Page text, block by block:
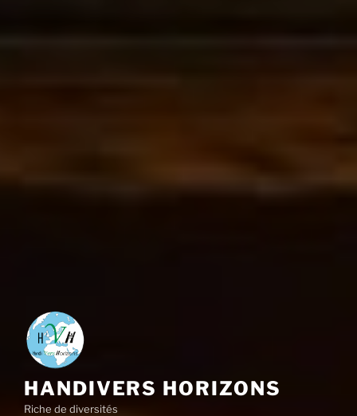
HANDIVERS HORIZONS
Riche de diversités